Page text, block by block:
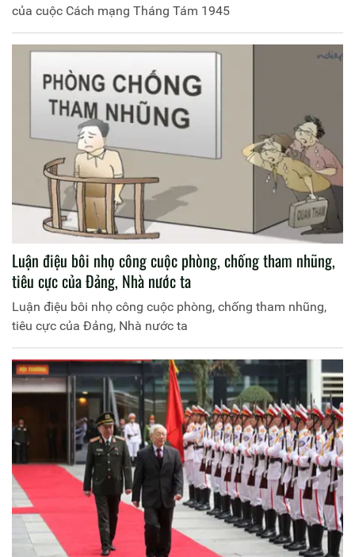
của cuộc Cách mạng Tháng Tám 1945
Luận điệu bôi nhọ công cuộc phòng, chống tham nhũng,
tiêu cực của Đảng, Nhà nước ta
Luận điệu bôi nhọ công cuộc phòng, chống tham nhũng,
tiêu cực của Đảng, Nhà nước ta